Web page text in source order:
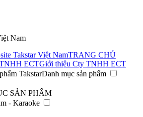
TRANG CHỦ
Giới thiệu Cty TNHH ECT
Danh mục sản phẩm
SẢN PHẨM
- Karaoke